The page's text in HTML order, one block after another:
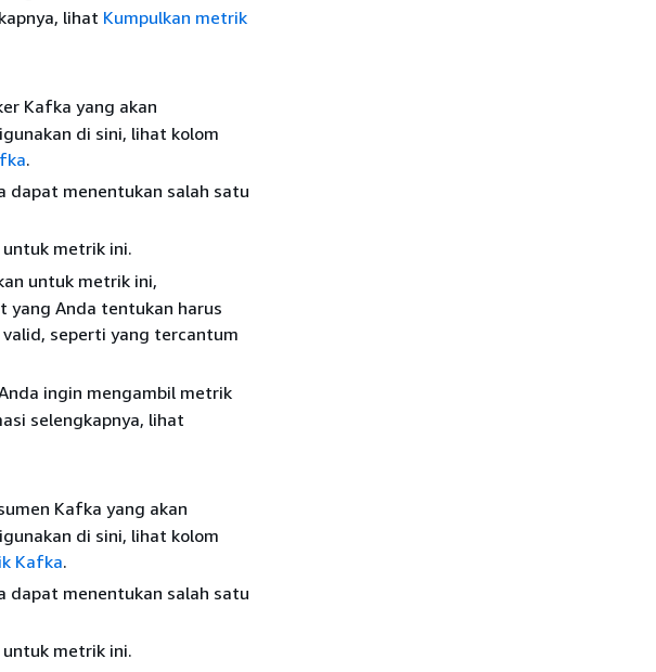
lihat Kumpulkan metrik
Kafka yang akan
di sini, lihat kolom
.
dapat menentukan salah satu
metrik ini.
untuk metrik ini,
Anda tentukan harus
seperti yang tercantum
ingin mengambil metrik
selengkapnya, lihat
Kafka yang akan
di sini, lihat kolom
Kafka.
dapat menentukan salah satu
metrik ini.